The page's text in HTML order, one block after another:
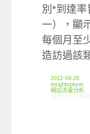
別*到達率
一），顯
每個月至
造訪過該
2012-09-28
insightxplorer
網站流量分析